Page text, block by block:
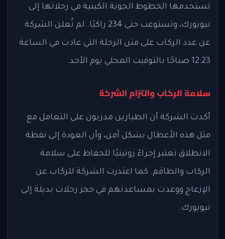
تستخدمها الخطوط الجوية الكينية في رحلاتها إلى
نيويورك، وتستوعب حتى 234 راكبًا. لم تُعلن الشركة
عن عدد الركاب على متن الرحلة التي عادت في الساعة
12:23 صباحًا بالتوقيت المحلي يوم الأحد.
سلامة الركاب والتزام الشركة
أكدت الشركة أن الطيارين مدربون على التعامل مع
مثل هذه الأعطال بشكل آمن، وأن العودة إلى نقطة
الانطلاق تعتبر إجراءً روتينيًا للحفاظ على سلامة
الركاب والطاقم. كما اعتذرت الشركة للركاب عن
الإزعاج ووعدت بمساعدتهم في حجز رحلات بديلة إلى
نيويورك.